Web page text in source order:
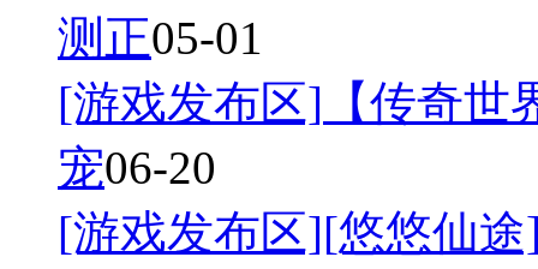
测正05-01
[游戏发布区] 【传奇
宠06-20
[游戏发布区][悠悠仙